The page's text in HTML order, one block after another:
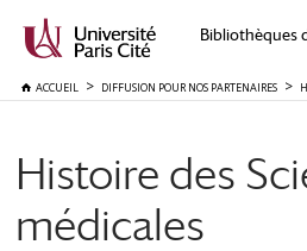
Bibliothèques
ACCUEIL DIFFUSION POUR NOS PARTENAIRES
Histoire des
médicales